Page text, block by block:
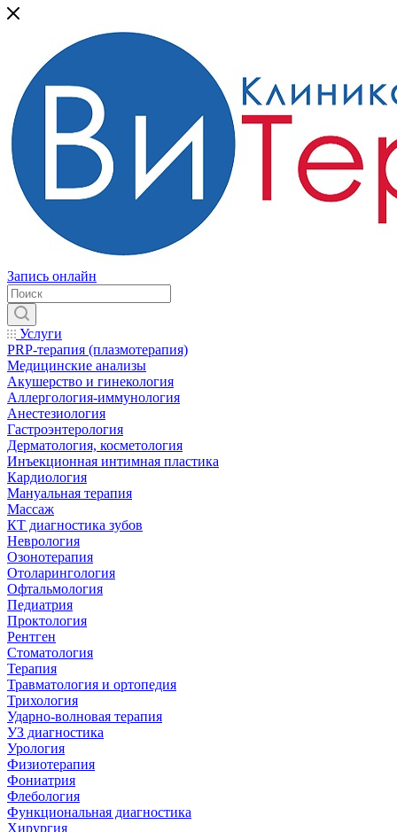
Запись онлайн
Услуги
PRP-терапия (плазмотерапия)
Медицинские анализы
Акушерство и гинекология
Аллергология-иммунология
Анестезиология
Гастроэнтерология
Дерматология, косметология
Инъекционная интимная пластика
Кардиология
Мануальная терапия
Массаж
КТ диагностика зубов
Неврология
Озонотерапия
Отоларингология
Офтальмология
Педиатрия
Проктология
Рентген
Стоматология
Терапия
Травматология и ортопедия
Трихология
Ударно-волновая терапия
УЗ диагностика
Урология
Физиотерапия
Фониатрия
Флебология
Функциональная диагностика
Хирургия